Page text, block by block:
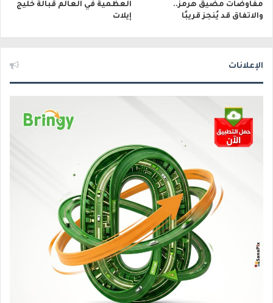
مفاوضات مضيق هرمز..
والاتفاق قد يُنجز قريبًا
العظمية في العالم قبالة خليج
إيلات
الإعلانات